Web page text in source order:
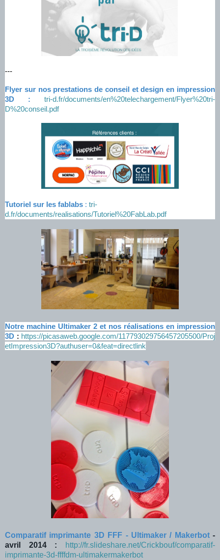
---
Flyer sur nos prestations de conseil et design en impression
3D : tri-d.fr/documents/en%20telechargement/Flyer%20tri-
D%20conseil.pdf
Tutoriel sur les fablabs : tri-
d.fr/documents/realisations/Tutoriel%20FabLab.pdf
Notre machine Ultimaker 2 et nos réalisations en impression
3D : https://picasaweb.google.com/117793029756457205500/Proj
etImpression3D?authuser=0&feat=directlink
Comparatif imprimante 3D FFF - Ultimaker / Makerbot-
avril 2014 :
http://fr.slideshare.net/Crickbouf/comparatif-
imprimante-3d-ffffdm-ultimakermakerbot